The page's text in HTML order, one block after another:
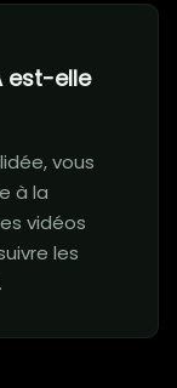
est-elle
vous
à la
vidéos
les